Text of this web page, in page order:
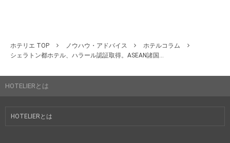
ホテリエ TOP ノウハウ・アドバイス
ホテルコラム
シェラトン都ホテル、ハラール認証取得。ASEAN諸国...
HOTELIERとは
HOTELIERとは